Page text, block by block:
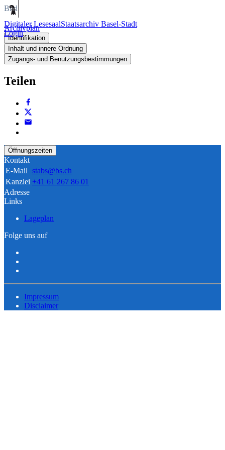
Digitaler LesesaalStaatsarchiv Basel-Stadt
Login
Bild
Archivplan
Identifikation
Inhalt und innere Ordnung
Zugangs- und Benutzungsbestimmungen
Teilen
Öffnungszeiten
Kontakt
E-Mail stabs@bs.ch
Kanzlei +41 61 267 86 01
Adresse
Links
Lageplan
Folge uns auf
Impressum
Disclaimer